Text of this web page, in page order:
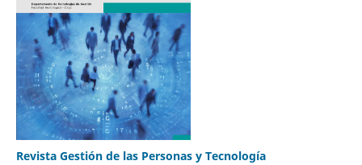
Revista Gestión de las Personas y Tecnología